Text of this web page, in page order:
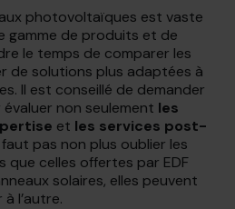
photovoltaïques est vaste
gamme de produits et de
le temps de comparer les
de solutions plus adaptées à
Il est conseillé de demander
évaluer non seulement les
et les services post-
pas non plus oublier les
que celles offertes par EDF
solaires, elles peuvent
l’autre.